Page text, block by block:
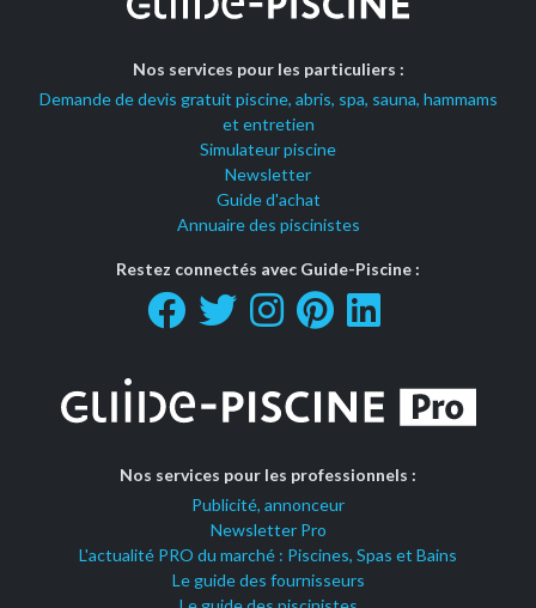
Nos services pour les particuliers :
Demande de devis gratuit piscine, abris, spa, sauna, hammams
et entretien
Simulateur piscine
Newsletter
Guide d'achat
Annuaire des piscinistes
Restez connectés avec Guide-Piscine :
Nos services pour les professionnels :
Publicité, annonceur
Newsletter Pro
L'actualité PRO du marché : Piscines, Spas et Bains
Le guide des fournisseurs